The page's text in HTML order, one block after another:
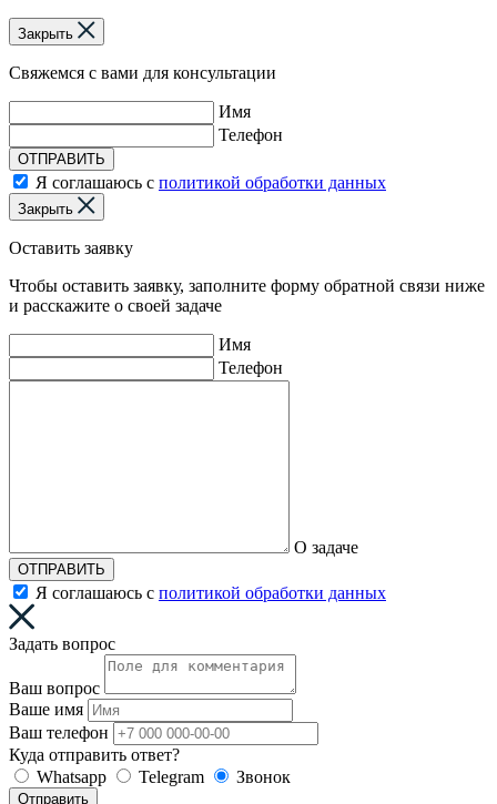
Закрыть
Свяжемся с вами для консультации
Имя
Телефон
ОТПРАВИТЬ
Я соглашаюсь с политикой обработки данных
Закрыть
Оставить заявку
Чтобы оставить заявку, заполните форму обратной связи ниже
и расскажите о своей задаче
Имя
Телефон
О задаче
ОТПРАВИТЬ
Я соглашаюсь с политикой обработки данных
Задать вопрос
Ваш вопрос
Ваше имя
Ваш телефон
Куда отправить ответ?
Whatsapp
Telegram Звонок
Отправить